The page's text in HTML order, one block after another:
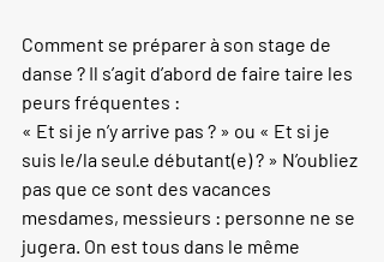
Comment se préparer à son stage de
danse ? Il s’agit d’abord de faire taire les
peurs fréquentes :
« Et si je n’y arrive pas ? » ou « Et si je
suis le/la seul·e débutant(e) ? » N’oubliez
pas que ce sont des vacances
mesdames, messieurs : personne ne se
jugera. On est tous dans le même